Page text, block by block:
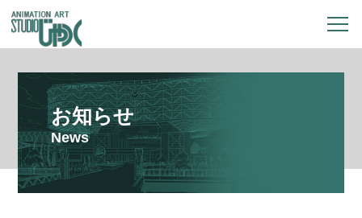
お知らせ
News